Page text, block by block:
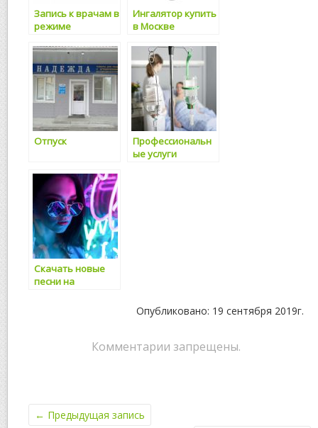
Запись к врачам в
режиме
времени
Ингалятор купить
в Москве
Отпуск
Профессиональн
ые услуги
Скачать новые
песни на
Опубликовано: 19 сентября 2019г.
Комментарии запрещены.
← Предыдущая запись